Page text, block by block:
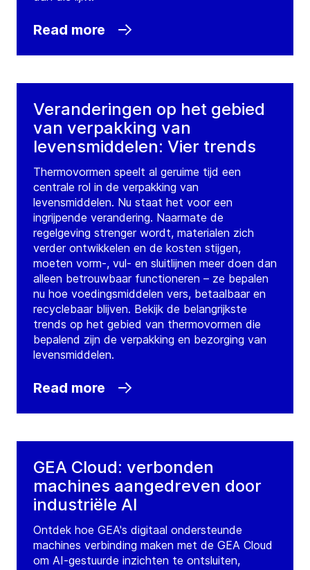
Read more
Veranderingen op het gebied
van verpakking van
levensmiddelen: Vier trends
Thermovormen speelt al geruime tijd een
centrale rol in de verpakking van
levensmiddelen. Nu staat het voor een
ingrijpende verandering. Naarmate de
regelgeving strenger wordt, materialen zich
verder ontwikkelen en de kosten stijgen,
moeten vorm-, vul- en sluitlijnen meer doen dan
alleen betrouwbaar functioneren – ze bepalen
nu hoe voedingsmiddelen vers, betaalbaar en
recyclebaar blijven. Bekijk de belangrijkste
trends op het gebied van thermovormen die
bepalend zijn de verpakking en bezorging van
levensmiddelen.
Read more
GEA Cloud: verbonden
machines aangedreven door
industriële AI
Ontdek hoe GEA's digitaal ondersteunde
machines verbinding maken met de GEA Cloud
om AI-gestuurde inzichten te ontsluiten,